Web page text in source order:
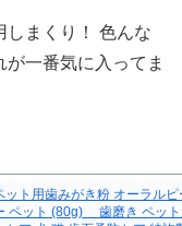
しまくり！ 色んな
一番気に入ってま
ット用歯みがき粉 オーラルピ
ペット (80g) 歯磨き ペット